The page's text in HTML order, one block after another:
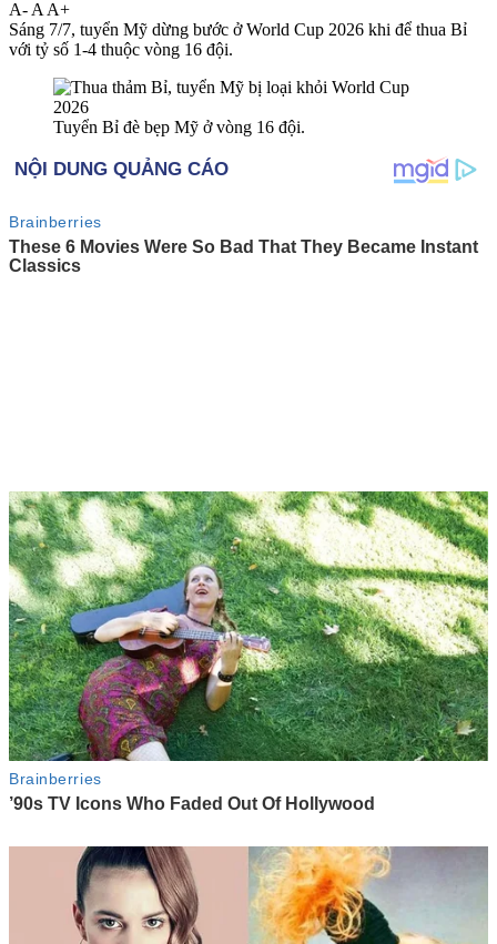
A- A A+
Sáng 7/7, tuyển Mỹ dừng bước ở World Cup 2026 khi để thua Bỉ
với tỷ số 1-4 thuộc vòng 16 đội.
Tuyển Bỉ đè bẹp Mỹ ở vòng 16 đội.